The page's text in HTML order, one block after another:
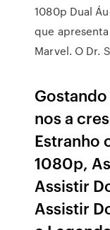
1080p Dual
que
Marvel. O Dr.
nos a
Estranho
1080p,
Assistir
Assistir